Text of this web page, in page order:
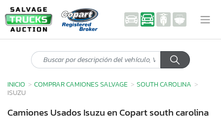
INICIO COMPRAR CAMIONES SALVAGE
SOUTH CAROLINA
ISUZU
Camiones Usados Isuzu en Copart south carolina